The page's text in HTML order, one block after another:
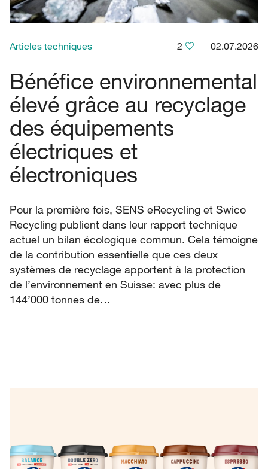
Articles techniques 2 02.07.2026
Bénéfice environnemental
élevé grâce au recyclage
des équipements
électriques et
électroniques
Pour la première fois, SENS eRecycling et Swico
Recycling publient dans leur rapport technique
actuel un bilan écologique commun. Cela témoigne
de la contribution essentielle que ces deux
systèmes de recyclage apportent à la protection
de l’environnement en Suisse: avec plus de
144’000 tonnes de…